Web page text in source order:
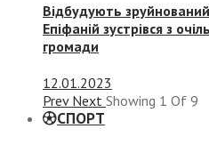
Відбудують
Епіфаній зустрівся з
громади
12.01.2023
Prev Next Showing 1 Of 9
СПОРТ